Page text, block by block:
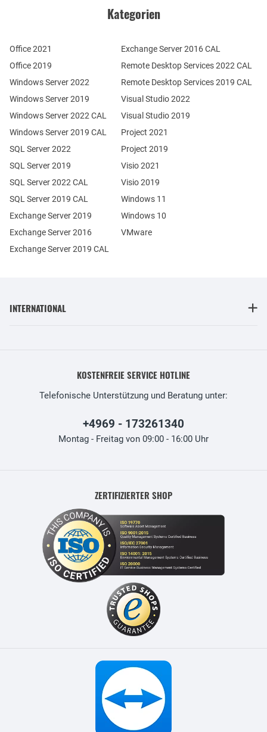
Kategorien
Office 2021
Office 2019
Windows Server 2022
Windows Server 2019
Exchange Server 2019
Exchange Server 2016
SQL Server 2022
SQL Server 2019
Windows Server 2022 CAL
Windows Server 2019 CAL
SQL Server 2022 CAL
SQL Server 2019 CAL
Remote Desktop Services 2022 CAL
Remote Desktop Services 2019 CAL
Exchange Server 2019 CAL
Exchange Server 2016 CAL
Visual Studio 2022
Visual Studio 2019
Project 2021
Project 2019
Visio 2021
Visio 2019
Windows 11
Windows 10
VMware
INTERNATIONAL
KOSTENFREIE SERVICE HOTLINE
Telefonische Unterstützung und Beratung unter:
+4969 - 173261340
Montag - Freitag von 09:00 - 16:00 Uhr
ZERTIFIZIERTER SHOP